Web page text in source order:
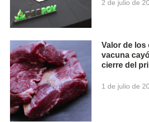
2 de julio de
Valor de los
vacuna
cierre del
1 de julio de